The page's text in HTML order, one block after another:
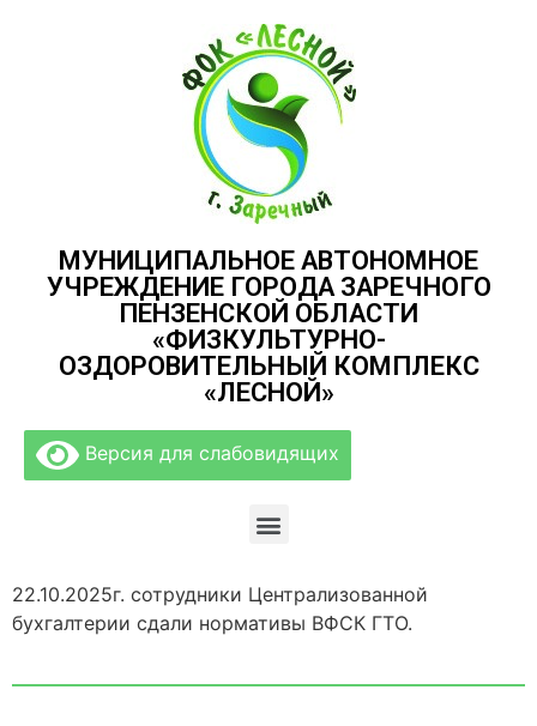
МУНИЦИПАЛЬНОЕ АВТОНОМНОЕ
УЧРЕЖДЕНИЕ ГОРОДА ЗАРЕЧНОГО
ПЕНЗЕНСКОЙ ОБЛАСТИ
«ФИЗКУЛЬТУРНО-
ОЗДОРОВИТЕЛЬНЫЙ КОМПЛЕКС
«ЛЕСНОЙ»
Версия для слабовидящих
22.10.2025г. сотрудники Централизованной
бухгалтерии сдали нормативы ВФСК ГТО.